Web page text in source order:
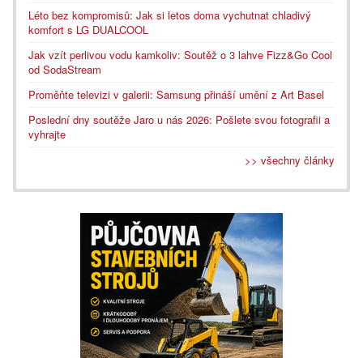
Léto bez kompromisů: Jak si letos doma vychutnat chladivý
komfort s LG DUALCOOL
Jak vzít perlivou vodu kamkoliv: Soutěž o 3 lahve Fizz&Go Cool
od SodaStream
Proměňte televizi v galerii: Samsung přináší umění z Art Basel
Poslední dny soutěže Jaro u nás 2026: Pošlete svou fotografii a
vyhrajte
>> všechny články